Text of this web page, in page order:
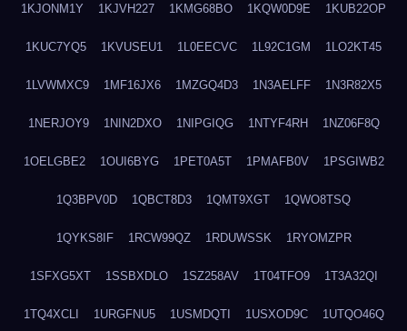
1KJONM1Y 1KJVH227 1KMG68BO 1KQW0D9E 1KUB22OP
1KUC7YQ5 1KVUSEU1 1L0EECVC 1L92C1GM 1LO2KT45
1LVWMXC9 1MF16JX6 1MZGQ4D3 1N3AELFF 1N3R82X5
1NERJOY9 1NIN2DXO 1NIPGIQG 1NTYF4RH 1NZ06F8Q
1OELGBE2 1OUI6BYG 1PET0A5T 1PMAFB0V 1PSGIWB2
1Q3BPV0D 1QBCT8D3 1QMT9XGT 1QWO8TSQ
1QYKS8IF 1RCW99QZ 1RDUWSSK 1RYOMZPR
1SFXG5XT 1SSBXDLO 1SZ258AV 1T04TFO9 1T3A32QI
1TQ4XCLI 1URGFNU5 1USMDQTI 1USXOD9C 1UTQO46Q